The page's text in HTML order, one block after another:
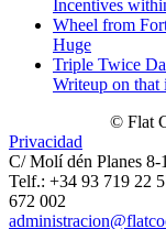
Incentives
Wheel from
Huge
Triple Twice
Writeup on that
© Flat
Privacidad
C/ Molí dén Planes 8-
Telf.: +34 93 719 22
672 002